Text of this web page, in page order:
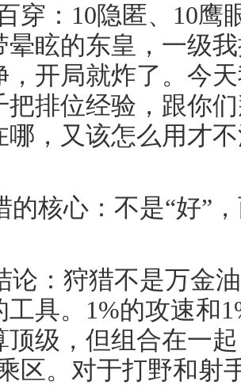
穿：10隐匿、10鹰
晕眩的东皇，一级
，开局就炸了。今
把排位经验，跟你
哪，又该怎么用才
的核心：不是“好”
论：狩猎不是万金
工具。1%的攻速和
顶级，但组合在一
区。对于打野和射